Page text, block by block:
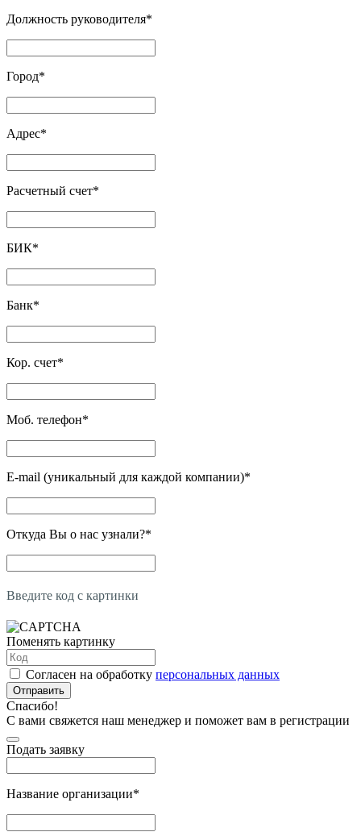
Должность руководителя*
Город*
Адрес*
Расчетный счет*
БИК*
Банк*
Кор. счет*
Моб. телефон*
E-mail (уникальный для каждой компании)*
Откуда Вы о нас узнали?*
Введите код с картинки
Поменять картинку
Согласен на обработку персональных данных
Отправить
Спасибо!
С вами свяжется наш менеджер и поможет вам в регистрации
Подать заявку
Название организации*